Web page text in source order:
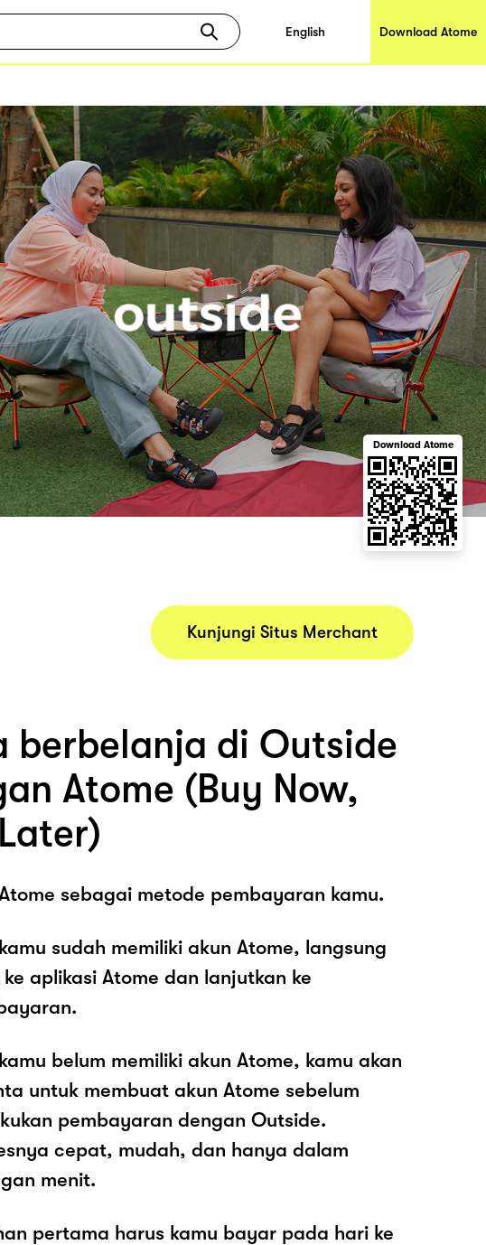
English Download Atome
Download Atome
Kunjungi Situs Merchant
berbelanja di Outside
Atome (Buy Now,
sebagai metode pembayaran kamu.
sudah memiliki akun Atome, langsung
ke aplikasi Atome dan lanjutkan ke
belum memiliki akun Atome, kamu akan
untuk membuat akun Atome sebelum
pembayaran dengan Outside.
cepat, mudah, dan hanya dalam
menit.
pertama harus kamu bayar pada hari ke